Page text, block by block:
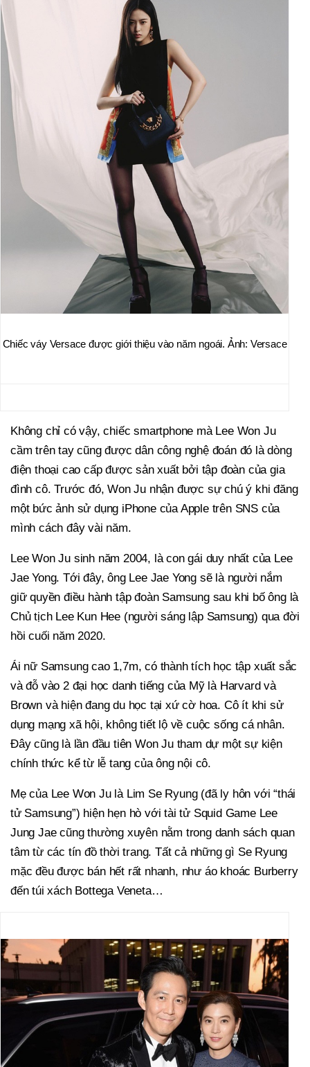
Chiếc váy Versace được giới thiệu vào năm ngoái. Ảnh: Versace
Không chỉ có vậy, chiếc smartphone mà Lee Won Ju
cầm trên tay cũng được dân công nghệ đoán đó là dòng
điện thoại cao cấp được sản xuất bởi tập đoàn của gia
đình cô. Trước đó, Won Ju nhận được sự chú ý khi đăng
một bức ảnh sử dụng iPhone của Apple trên SNS của
mình cách đây vài năm.
Lee Won Ju sinh năm 2004, là con gái duy nhất của Lee
Jae Yong. Tới đây, ông Lee Jae Yong sẽ là người nắm
giữ quyền điều hành tập đoàn Samsung sau khi bố ông là
Chủ tịch Lee Kun Hee (người sáng lập Samsung) qua đời
hồi cuối năm 2020.
Ái nữ Samsung cao 1,7m, có thành tích học tập xuất sắc
và đỗ vào 2 đại học danh tiếng của Mỹ là Harvard và
Brown và hiện đang du học tại xứ cờ hoa. Cô ít khi sử
dụng mạng xã hội, không tiết lộ về cuộc sống cá nhân.
Đây cũng là lần đầu tiên Won Ju tham dự một sự kiện
chính thức kể từ lễ tang của ông nội cô.
Mẹ của Lee Won Ju là Lim Se Ryung (đã ly hôn với “thái
tử Samsung”) hiện hẹn hò với tài tử Squid Game Lee
Jung Jae cũng thường xuyên nằm trong danh sách quan
tâm từ các tín đồ thời trang. Tất cả những gì Se Ryung
mặc đều được bán hết rất nhanh, như áo khoác Burberry
đến túi xách Bottega Veneta…